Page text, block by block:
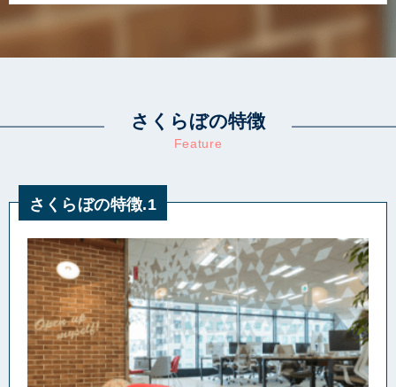
さくらぼの特徴
Feature
さくらぼの特徴.1